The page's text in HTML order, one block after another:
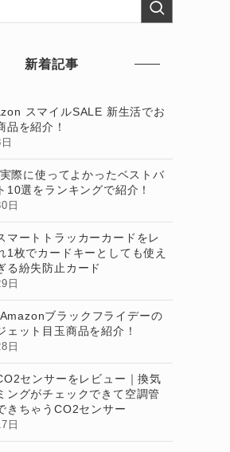
新着記事
スマイルSALE 新生活でお
品を紹介！
際に使ってよかったベストバ
10選をランキングで紹介！
日
マートトラッカーカードをレ
1枚でカードキーとしても使え
る紛失防止カード
日
Amazonブラックフライデーの
ェット目玉商品を紹介！
日
センサーをレビュー｜換気
ングがチェックできて空調管
きちゃうCO2センサー
日